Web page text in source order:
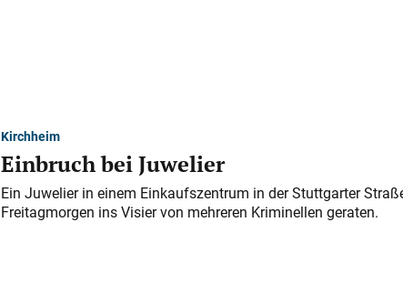
Kirchheim
Einbruch bei Juwelier
Ein Juwelier in einem Einkaufszentrum in der Stuttgarter
Freitagmorgen ins Visier von mehreren Kriminellen geraten.